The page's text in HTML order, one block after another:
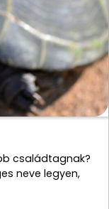
családtagnak?
neve legyen,